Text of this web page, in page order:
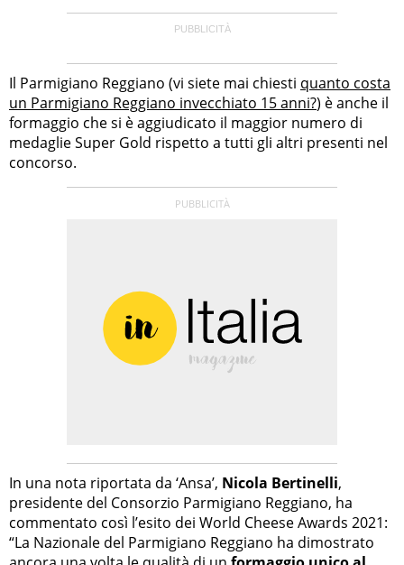
Il Parmigiano Reggiano (vi siete mai chiesti quanto costa
un Parmigiano Reggiano invecchiato 15 anni?) è anche il
formaggio che si è aggiudicato il maggior numero di
medaglie Super Gold rispetto a tutti gli altri presenti nel
concorso.
In una nota riportata da ‘Ansa’, Nicola Bertinelli,
presidente del Consorzio Parmigiano Reggiano, ha
commentato così l’esito dei World Cheese Awards 2021:
“La Nazionale del Parmigiano Reggiano ha dimostrato